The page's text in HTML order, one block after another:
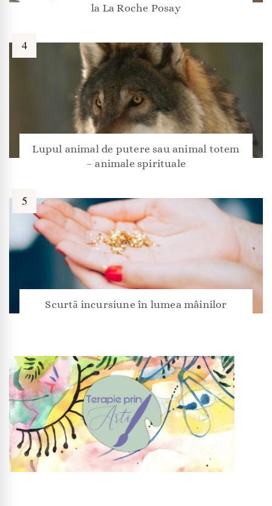
la La Roche Posay
Lupul animal de putere sau animal totem
– animale spirituale
Scurtă incursiune în lumea mâinilor